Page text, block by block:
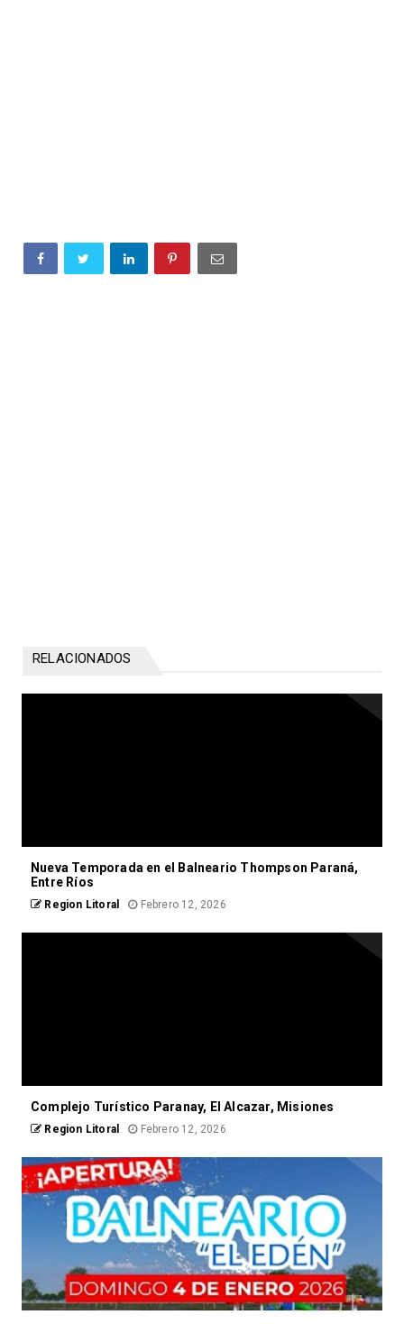
RELACIONADOS
Nueva Temporada en el Balneario Thompson Paraná,
Entre Ríos
Region Litoral Febrero 12, 2026
Complejo Turístico Paranay, El Alcazar, Misiones
Region Litoral Febrero 12, 2026